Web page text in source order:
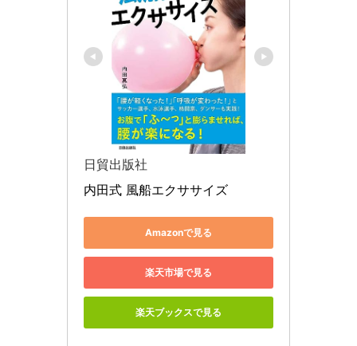
日貿出版社
内田式 風船エクササイズ
Amazonで見る
楽天市場で見る
楽天ブックスで見る